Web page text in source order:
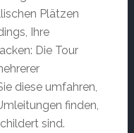
Plätzen
Ihre
Die Tour
diese umfahren,
finden,
sind.